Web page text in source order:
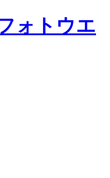
ォトウエ